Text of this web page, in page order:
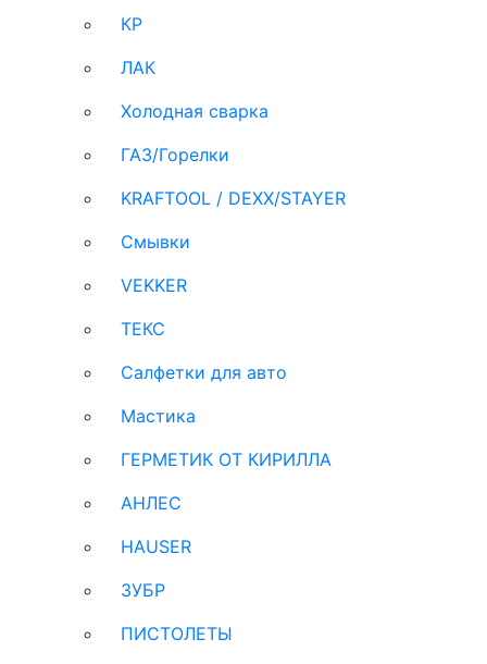
КР
ЛАК
Холодная сварка
ГАЗ/Горелки
KRAFTOOL / DEXX/STAYER
Смывки
VEKKER
ТЕКС
Салфетки для авто
Мастика
ГЕРМЕТИК ОТ КИРИЛЛА
АНЛЕС
HAUSER
ЗУБР
ПИСТОЛЕТЫ